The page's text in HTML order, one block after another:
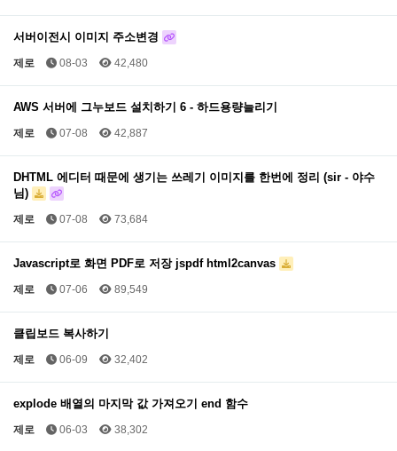
서버이전시 이미지 주소변경
제로 08-03 42,480
AWS 서버에 그누보드 설치하기 6 - 하드용량늘리기
제로 07-08 42,887
DHTML 에디터 때문에 생기는 쓰레기 이미지를 한번에 정리 (sir - 야수
님)
제로 07-08 73,684
Javascript로 화면 PDF로 저장 jspdf html2canvas
제로 07-06 89,549
클립보드 복사하기
제로 06-09 32,402
explode 배열의 마지막 값 가져오기 end 함수
제로 06-03 38,302